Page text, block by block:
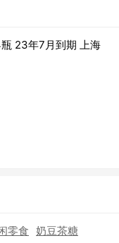
23年7月到期 上海
零食 奶豆茶糖